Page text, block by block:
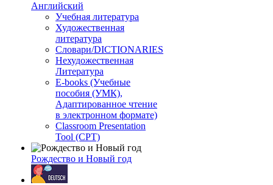
Английский
Учебная литература
Художественная
литература
Словари/DICTIONARIES
Нехудожественная
Литература
E-books (Учебные
пособия (УМК),
Адаптированное чтение
в электронном формате)
Classroom Presentation
Tool (CPT)
Рождество и Новый год